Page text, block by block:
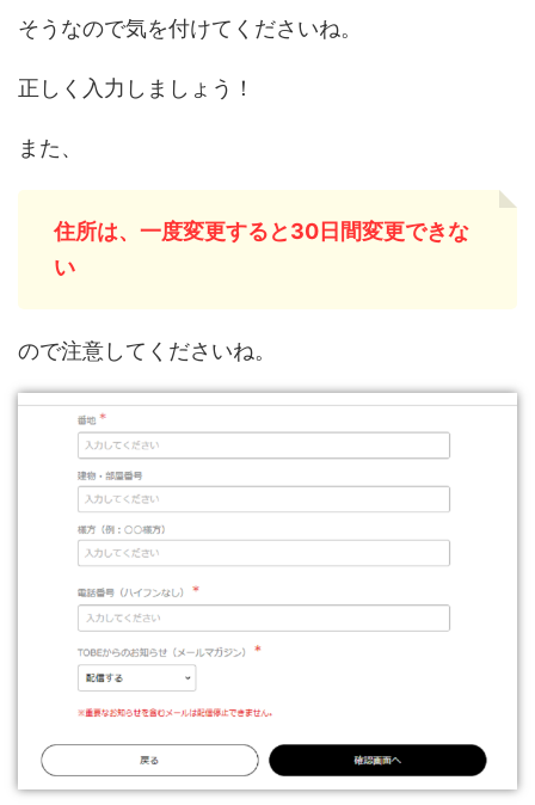
そうなので気を付けてくださいね。
正しく入力しましょう！
また、
住所は、一度変更すると30日間変更できな
い
ので注意してくださいね。